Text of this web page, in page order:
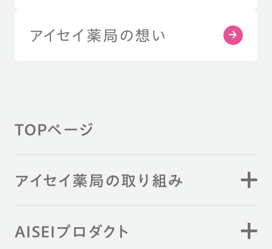
アイセイ薬局の想い
TOPページ
アイセイ薬局の取り組み
AISEIプロダクト